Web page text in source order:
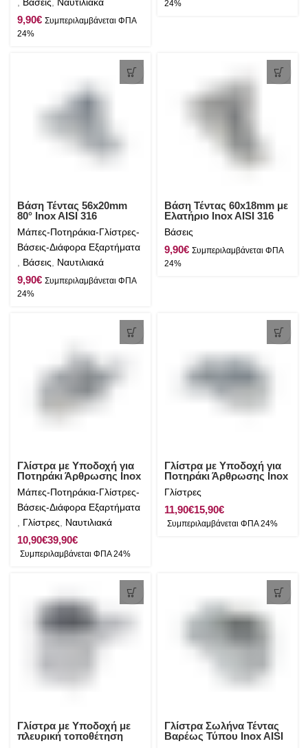
€
Βάση Τέντας 56x20mm
80° Inox AISI 316
Μάπες-Ποτηράκια-Γλίστρες-
Βάσεις-Διάφορα Εξαρτήματα
Βάσεις Ναυτιλιακά
€
Βάση Τέντας 60x18mm με
Ελατήριο Inox AISI 316
Βάσεις
€
Γλίστρα με Υποδοχή για
Ποτηράκι Άρθρωσης Inox
AISI 316
Μάπες-Ποτηράκια-Γλίστρες-
Βάσεις-Διάφορα Εξαρτήματα
Γλίστρες Ναυτιλιακά
€ €
Γλίστρα με Υποδοχή για
Ποτηράκι Άρθρωσης Inox
AISI 316
Γλίστρες
€ €
Γλίστρα με Υποδοχή με
πλευρική τοποθέτηση
Γλίστρα Σωλήνα Τέντας
Βαρέως Τύπου Inox AISI